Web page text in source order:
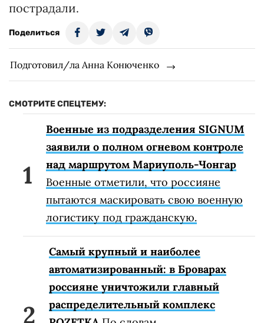
пострадали.
Поделиться
Подготовил/ла Анна Конюченко
СМОТРИТЕ СПЕЦТЕМУ:
Военные из подразделения SIGNUM
заявили о полном огневом контроле
над маршрутом Мариуполь-Чонгар
Военные отметили, что россияне
пытаются маскировать свою военную
логистику под гражданскую.
Самый крупный и наиболее
автоматизированный: в Броварах
россияне уничтожили главный
распределительный комплекс